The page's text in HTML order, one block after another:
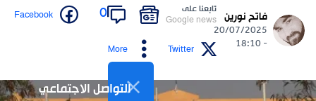
فاتح نورين
20/07/2025
- 18:10
تابعنا على
Google news
0
Facebook
Twitter
More
التواصل الاجتماعي